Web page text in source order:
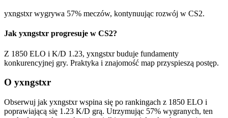
yxngstxr wygrywa 57% meczów, kontynuując rozwój w CS2.
Jak yxngstxr progresuje w CS2?
Z 1850 ELO i K/D 1.23, yxngstxr buduje fundamenty
konkurencyjnej gry. Praktyka i znajomość map przyspieszą postęp.
O yxngstxr
Obserwuj jak yxngstxr wspina się po rankingach z 1850 ELO i
poprawiającą się 1.23 K/D grą. Utrzymując 57% wygranych, ten